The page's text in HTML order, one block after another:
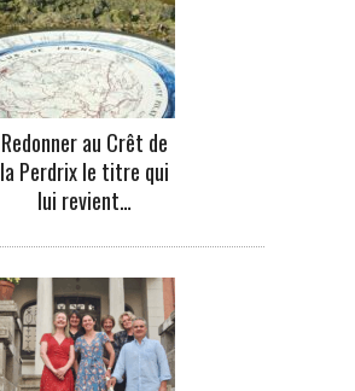
Redonner au Crêt de
la Perdrix le titre qui
lui revient…